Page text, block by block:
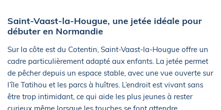
Saint-Vaast-la-Hougue, une jetée idéale pour
débuter en Normandie
Sur la côte est du Cotentin, Saint-Vaast-la-Hougue offre un
cadre particulièrement adapté aux enfants. La jetée permet
de pêcher depuis un espace stable, avec une vue ouverte sur
l’île Tatihou et les parcs à huîtres. L’endroit est vivant sans
être trop intimidant, ce qui aide les plus jeunes à rester